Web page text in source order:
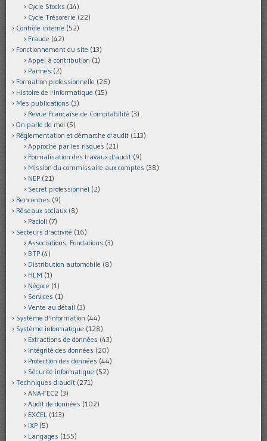
Cycle Stocks (14)
Cycle Trésorerie (22)
Contrôle interne (52)
Fraude (42)
Fonctionnement du site (13)
Appel à contribution (1)
Pannes (2)
Formation professionnelle (26)
Histoire de l'informatique (15)
Mes publications (3)
Revue Française de Comptabilité (3)
On parle de moi (5)
Réglementation et démarche d'audit (113)
Approche par les risques (21)
Formalisation des travaux d'audit (9)
Mission du commissaire aux comptes (38)
NEP (21)
Secret professionnel (2)
Rencontres (9)
Réseaux sociaux (8)
Pacioli (7)
Secteurs d'activité (16)
Associations, Fondations (3)
BTP (4)
Distribution automobile (8)
HLM (1)
Négoce (1)
Services (1)
Vente au détail (3)
Système d'information (44)
Système informatique (128)
Extractions de données (43)
Intégrité des données (20)
Protection des données (44)
Sécurité informatique (52)
Techniques d'audit (271)
ANA-FEC2 (3)
Audit de données (102)
EXCEL (113)
IXP (5)
Langages (155)